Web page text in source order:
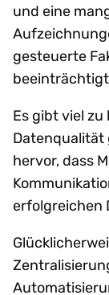
und eine
gesteuerte
Es gibt viel
Datenqualität
hervor, dass
erfolgreichen